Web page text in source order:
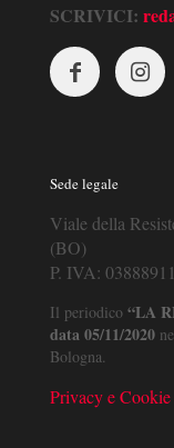
SCRIVICI:
Sede legale
Viale della
(BO)
P. IVA:
Il periodico “LA
data 05/11/2020
Bologna.
Privacy e